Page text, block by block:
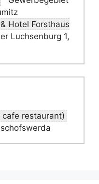
Hotel Forsthaus
Luchsenburg 1,
restaurant)